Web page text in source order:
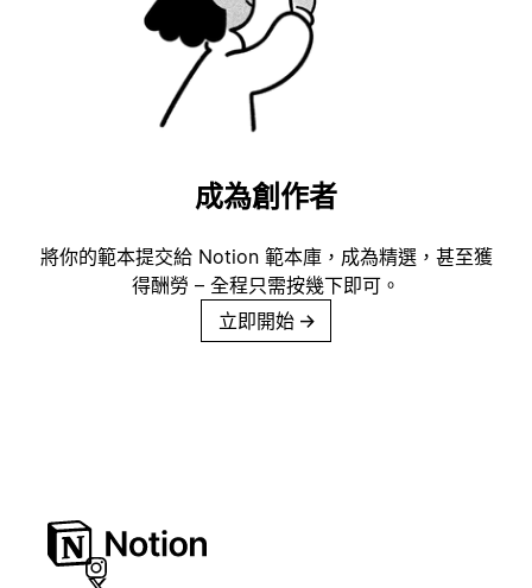
成為創作者
將你的範本提交給 Notion 範本庫，成為精選，甚至獲
得酬勞 – 全程只需按幾下即可。
立即開始 →